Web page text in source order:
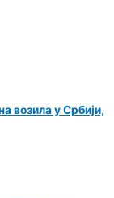
возила у Србији,